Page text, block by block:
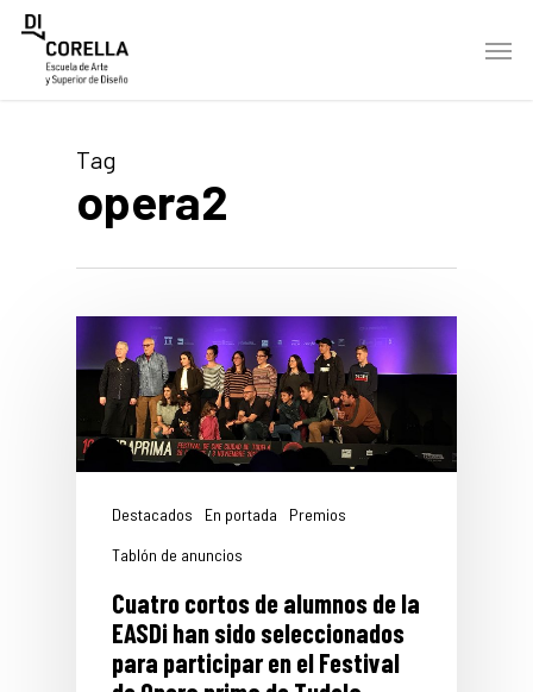
Skip
Menu
Tag
opera2
Destacados En portada
Premios
Tablón de anuncios
Cuatro cortos de alumnos de la
EASDi han sido seleccionados
para participar en el Festival